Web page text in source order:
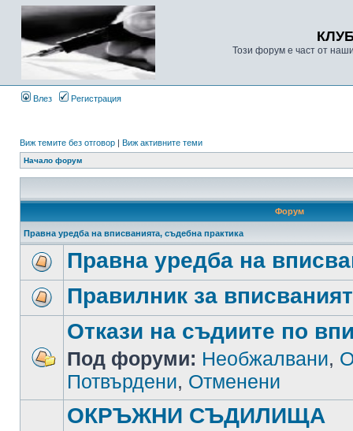
Този форум е част от
Влез Регистрация
Виж темите без отговор | Виж активните теми
Начало форум
Форум
Правна уредба на вписванията, съдебна практика
Правна уредба на
Правилник за
Откази на съдиите по
Под форуми: Необжалвани,
Потвърдени, Отменени
ОКРЪЖНИ СЪДИЛИЩА